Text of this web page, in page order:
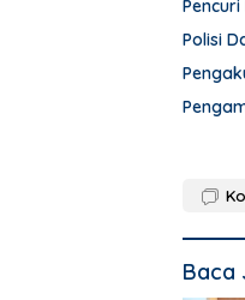
Polisi
Baca